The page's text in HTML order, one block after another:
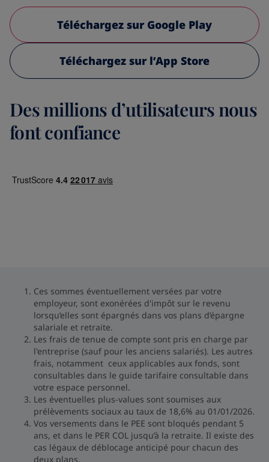
Téléchargez sur Google Play
Téléchargez sur l’App Store
Des millions d’utilisateurs nous
font confiance
Ces sommes éventuellement versées par votre
employeur, sont exonérées d'impôt sur le revenu
lorsqu’elles sont épargnés dans vos plans d’épargne
salariale et retraite.
Les frais de tenue de compte sont pris en charge par
l'entreprise (sauf pour les anciens salariés). Les autres
frais, notamment ceux applicables aux fonds, sont
consultables dans le guide tarifaire consultable dans
votre espace personnel.
Les éventuelles plus-values sont soumises aux
prélèvements sociaux au taux de 18,6% au 01/01/2026.
Vos versements dans le PEE sont bloqués pendant 5
ans, et dans le PER COL jusqu’à la retraite. Il existe des
cas légaux de déblocage anticipé pour chacun des
deux plans.